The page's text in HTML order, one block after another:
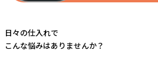
日々の仕入れで
こんな悩みはありませんか？